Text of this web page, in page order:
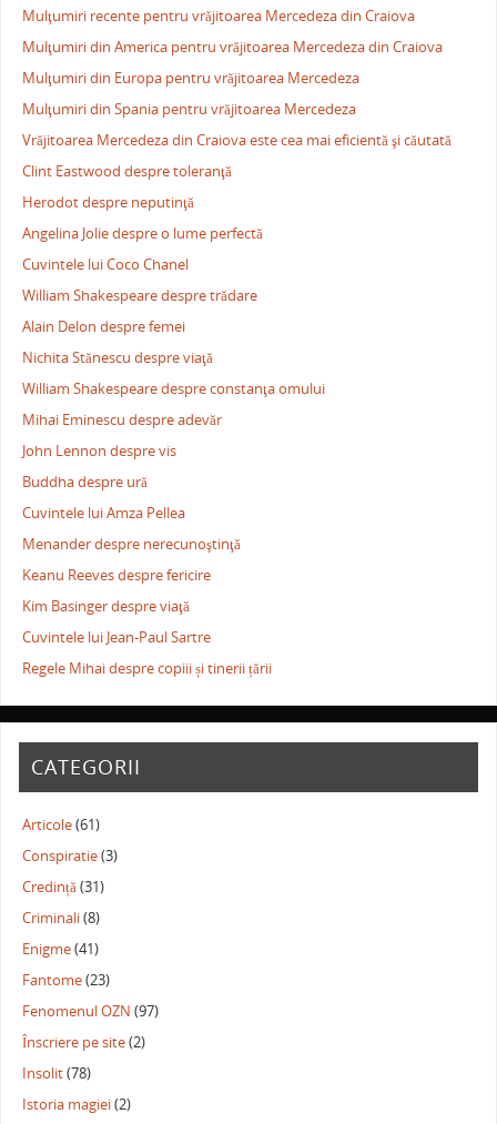
Mulţumiri recente pentru vrăjitoarea Mercedeza din Craiova
Mulţumiri din America pentru vrăjitoarea Mercedeza din Craiova
Mulţumiri din Europa pentru vrăjitoarea Mercedeza
Mulţumiri din Spania pentru vrăjitoarea Mercedeza
Vrăjitoarea Mercedeza din Craiova este cea mai eficientă şi căutată
Clint Eastwood despre toleranţă
Herodot despre neputinţă
Angelina Jolie despre o lume perfectă
Cuvintele lui Coco Chanel
William Shakespeare despre trădare
Alain Delon despre femei
Nichita Stănescu despre viaţă
William Shakespeare despre constanţa omului
Mihai Eminescu despre adevăr
John Lennon despre vis
Buddha despre ură
Cuvintele lui Amza Pellea
Menander despre nerecunoştinţă
Keanu Reeves despre fericire
Kim Basinger despre viaţă
Cuvintele lui Jean-Paul Sartre
Regele Mihai despre copiii și tinerii țării
CATEGORII
Articole(61)
Conspiratie(3)
Credință(31)
Criminali(8)
Enigme(41)
Fantome(23)
Fenomenul OZN (97)
Înscriere pe site(2)
Insolit(78)
Istoria magiei(2)